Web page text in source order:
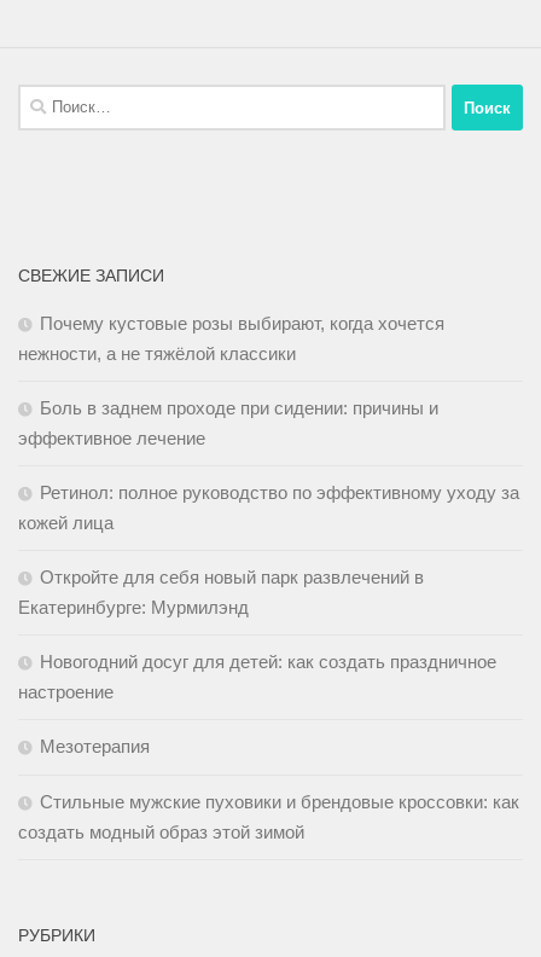
СВЕЖИЕ ЗАПИСИ
Почему кустовые розы выбирают, когда хочется
нежности, а не тяжёлой классики
Боль в заднем проходе при сидении: причины и
эффективное лечение
Ретинол: полное руководство по эффективному уходу за
кожей лица
Откройте для себя новый парк развлечений в
Екатеринбурге: Мурмилэнд
Новогодний досуг для детей: как создать праздничное
настроение
Мезотерапия
Стильные мужские пуховики и брендовые кроссовки: как
создать модный образ этой зимой
РУБРИКИ